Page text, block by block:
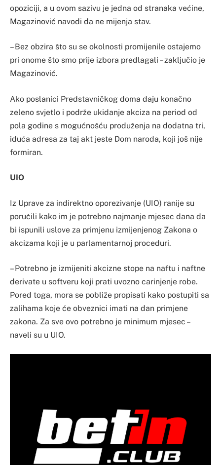
opoziciji, a u ovom sazivu je jedna od stranaka većine,
Magazinović navodi da ne mijenja stav.
– Bez obzira što su se okolnosti promijenile ostajemo
pri onome što smo prije izbora predlagali – zaključio je
Magazinović.
Ako poslanici Predstavničkog doma daju konačno
zeleno svjetlo i podrže ukidanje akciza na period od
pola godine s mogućnošću produženja na dodatna tri,
iduća adresa za taj akt jeste Dom naroda, koji još nije
formiran.
UIO
Iz Uprave za indirektno oporezivanje (UIO) ranije su
poručili kako im je potrebno najmanje mjesec dana da
bi ispunili uslove za primjenu izmijenjenog Zakona o
akcizama koji je u parlamentarnoj proceduri.
– Potrebno je izmijeniti akcizne stope na naftu i naftne
derivate u softveru koji prati uvozno carinjenje robe.
Pored toga, mora se pobliže propisati kako postupiti sa
zalihama koje će obveznici imati na dan primjene
zakona. Za sve ovo potrebno je minimum mjesec –
naveli su u UIO.